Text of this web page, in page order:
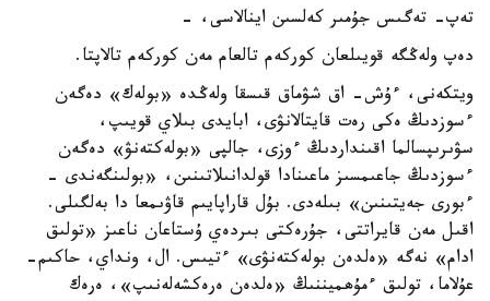
تەپ- تەگىس جۇمىر كەلسىن اينالاسى، -
دەپ ولەڭگە قويىلعان كوركەم تالعام مەن كوركەم تالاپتا.
ويتكەنى، ءۇش- اق شۋماق قىسقا ولەڭدە «بولەك» دەگەن
ءسوزدىڭ ەكى رەت قايتالانۋى، ابايدى بىلاي قويىپ،
سۋىرىپسالما اقىنداردىڭ ءوزى، جالپى «بولەكتەنۋ» دەگەن
ءسوزدىڭ جاعىمسىز ماعىنادا قولدانىلاتىنىن، «بولىنگەندى -
ءبورى جەيتىنىن» بىلەدى. بۇل قاراپايىم قاۋىمعا دا بەلگىلى.
اقىل مەن قايراتتى، جۇرەكتى بىردەي ۇستاعان ناعىز «تولىق
ادام» نەگە «ەلدەن بولەكتەنۋى» ءتيىس. ال، ونداي، حاكىم-
عۇلاما، تولىق ءمۇھميننىڭ «ەلدەن ەرەكشەلەنىپ»، ەرەك